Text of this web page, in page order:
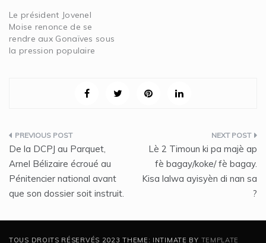
Le président Jovenel
Moise renonce de se
rendre aux Gonaïves sous
la pression populaire
Navigation
de
l’article
De la DCPJ au Parquet,
Arnel Bélizaire écroué au
Pénitencier national avant
que son dossier soit instruit.
Lè 2 Timoun ki pa majè ap
fè bagay/koke/ fè bagay.
Kisa lalwa ayisyèn di nan sa
?
TOUS DROITS RÉSERVÉS 2023 THEME: INTIMATE BY TEMPLATE